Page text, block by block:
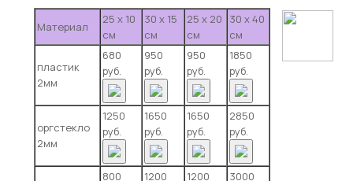
Материал
25 х 10
см
30 х 15
см
25 х 20
см
30 х 40
см
пластик
2мм
680
руб.
950
руб.
950
руб.
1850
руб.
оргстекло
2мм
1250
руб.
1650
руб.
1650
руб.
2850
руб.
800 1200 1200 3000